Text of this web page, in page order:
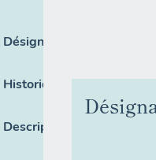
Désignation
Historique
Description